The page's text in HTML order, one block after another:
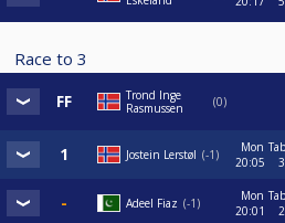
Race to 3
Trond Inge
Rasmussen
0
Jostein Lerstøl -1
Mon
20:05
3
Adeel Fiaz -1
Mon
20:01
2